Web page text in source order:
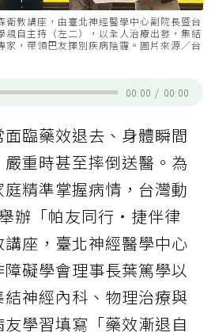
衛教講座，由臺北神經醫學中心副院長暨台
親自主持（左二），以全人治療出發，集結
家，帶領巴友揮別疾病陰霾。圖片來源／台
00:00 / 00:00
臨藥效退去、身體瞬間
嚴重時甚至摔倒送醫。為
精準掌握病情，台灣動
辦「帕友同行・捷伴律
座，臺北神經醫學中心
礙學會理事長葉篤學以
神經內科、物理治療與
學習填寫「藥效漸退自